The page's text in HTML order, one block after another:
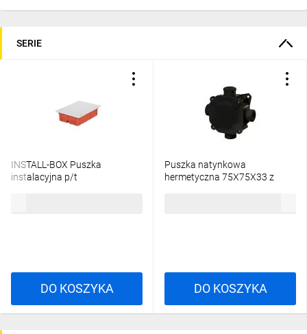
SERIE
INSTALL-BOX Puszka
instalacyjna p/t
DO KOSZYKA
Puszka natynkowa
hermetyczna 75X75X33 z
DO KOSZYKA